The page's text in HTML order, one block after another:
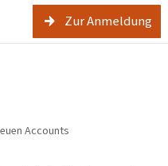
Zur Anmeldung
Accounts